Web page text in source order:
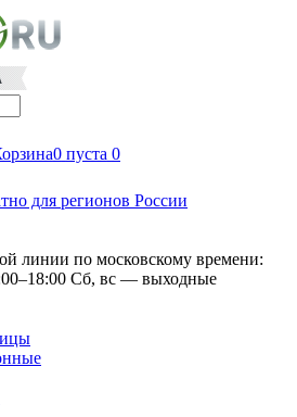
0 пуста 0
для регионов России
линии по московскому времени:
Сб, вс — выходные